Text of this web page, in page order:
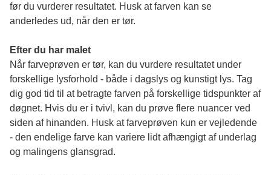
før du vurderer resultatet. Husk at farven kan se
anderledes ud, når den er tør.
Efter du har malet
Når farveprøven er tør, kan du vurdere resultatet under
forskellige lysforhold - både i dagslys og kunstigt lys. Tag
dig god tid til at betragte farven på forskellige tidspunkter af
døgnet. Hvis du er i tvivl, kan du prøve flere nuancer ved
siden af hinanden. Husk at farveprøven kun er vejledende
- den endelige farve kan variere lidt afhængigt af underlag
og malingens glansgrad.